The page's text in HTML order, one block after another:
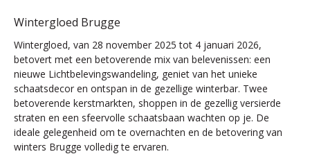
Wintergloed Brugge
Wintergloed, van 28 november 2025 tot 4 januari 2026,
betovert met een betoverende mix van belevenissen: een
nieuwe Lichtbelevingswandeling, geniet van het unieke
schaatsdecor en ontspan in de gezellige winterbar. Twee
betoverende kerstmarkten, shoppen in de gezellig versierde
straten en een sfeervolle schaatsbaan wachten op je. De
ideale gelegenheid om te overnachten en de betovering van
winters Brugge volledig te ervaren.